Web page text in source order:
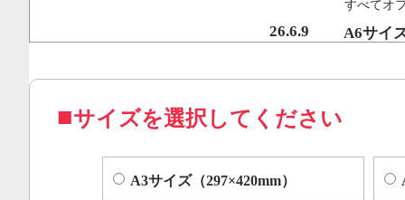
コピー機やレーザープリンター等によくある色ムラや汚
すべてオ
26.6.9 A6サイ
サイズを選択してください
A3サイズ（297×420mm）